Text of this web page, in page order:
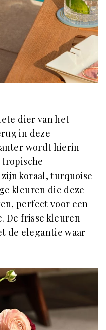
dier van het
in deze
wordt hierin
koraal, turquoise
kleuren die deze
perfect voor een
De frisse kleuren
de elegantie waar